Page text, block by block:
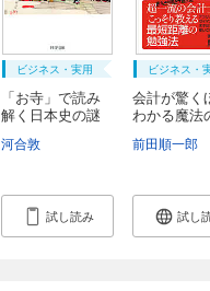
ビジネス・実用
「お寺」で読み
解く日本史の謎
河合敦
試し読み
ビジネス・
会計が驚く
わかる魔法
前田順一郎
試し